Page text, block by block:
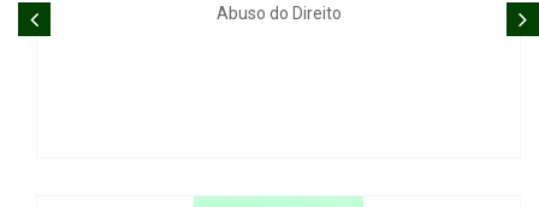
Abuso do Direito